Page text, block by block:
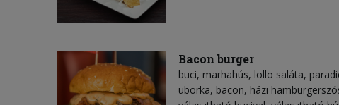
Bacon burger
buci, marhahús, lollo saláta,
uborka, bacon, házi